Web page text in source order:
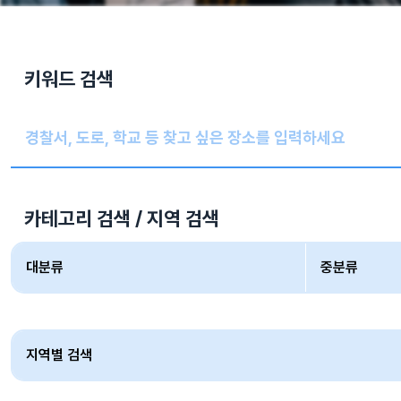
키워드 검색
카테고리 검색 / 지역 검색
대분류 중분류
지역별 검색